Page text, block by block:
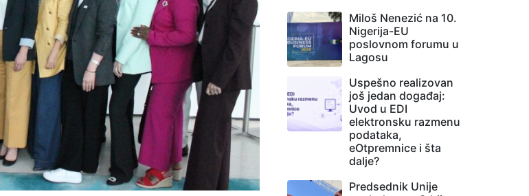
Miloš Nenezić na 10.
Nigerija-EU
poslovnom forumu u
Lagosu
Uspešno realizovan
još jedan događaj:
Uvod u EDI
elektronsku razmenu
podataka,
eOtpremnice i šta
dalje?
Predsednik Unije